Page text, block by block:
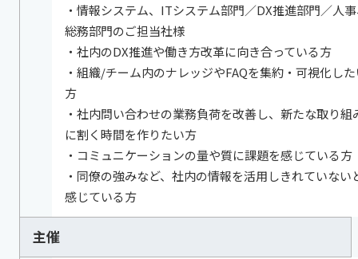
・情報システム、ITシステム部門／DX推進部門／人
総務部門のご担当社様
・社内のDX推進や働き方改革に向き合っている方
・組織/チーム内のナレッジやFAQを集約・可視化し
方
・社内問い合わせの業務負荷を改善し、新たな取り組
に割く時間を作りたい方
・コミュニケーションの量や質に課題を感じている方
・同僚の強みなど、社内の情報を活用しきれていない
感じている方
主催